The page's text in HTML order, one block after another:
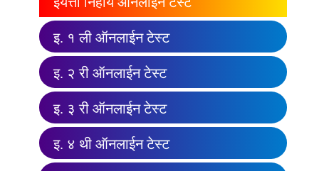
इ. १ ली ऑनलाईन टेस्ट
इ. २ री ऑनलाईन टेस्ट
इ. ३ री ऑनलाईन टेस्ट
इ. ४ थी ऑनलाईन टेस्ट